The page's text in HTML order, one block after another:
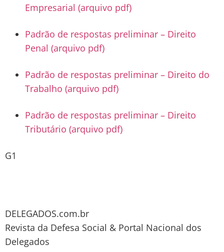
Empresarial (arquivo pdf)
Padrão de respostas preliminar – Direito
Penal (arquivo pdf)
Padrão de respostas preliminar – Direito do
Trabalho (arquivo pdf)
Padrão de respostas preliminar – Direito
Tributário (arquivo pdf)
G1
DELEGADOS.com.br
Revista da Defesa Social & Portal Nacional dos
Delegados